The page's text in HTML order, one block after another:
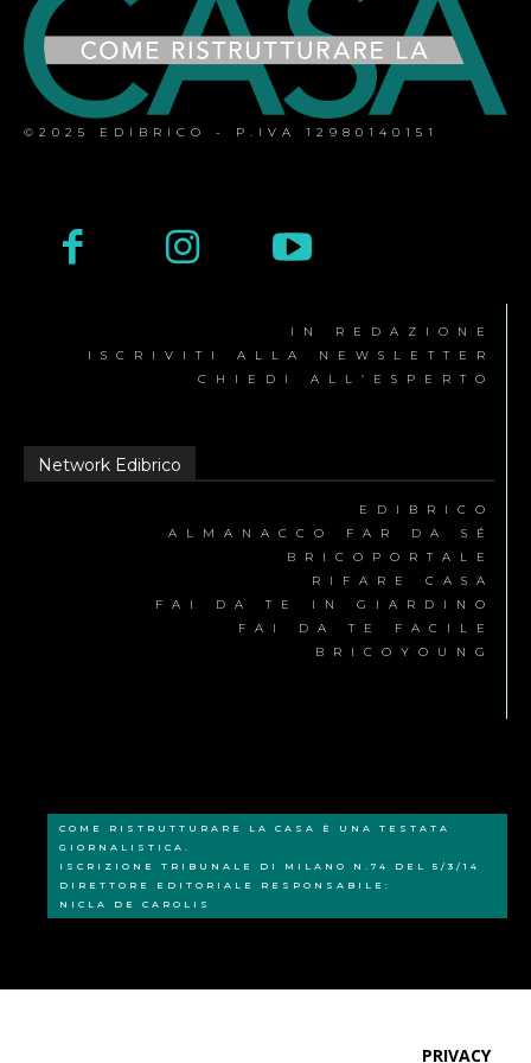
©2025 EDIBRICO - P.IVA 12980140151
IN REDAZIONE
ISCRIVITI ALLA NEWSLETTER
CHIEDI ALL’ESPERTO
Network Edibrico
EDIBRICO
ALMANACCO FAR DA SÉ
BRICOPORTALE
RIFARE CASA
FAI DA TE IN GIARDINO
FAI DA TE FACILE
BRICOYOUNG
COME RISTRUTTURARE LA CASA È UNA TESTATA
GIORNALISTICA.
ISCRIZIONE TRIBUNALE DI MILANO N.74 DEL 5/3/14
DIRETTORE EDITORIALE RESPONSABILE:
NICLA DE CAROLIS
PRIVACY